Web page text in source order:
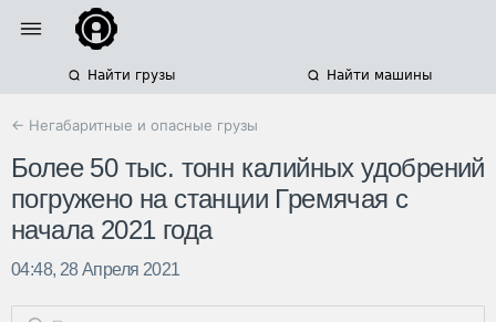
Найти грузы Найти машины
← Негабаритные и опасные грузы
Более 50 тыс. тонн калийных удобрений
погружено на станции Гремячая с
начала 2021 года
04:48, 28 Апреля 2021